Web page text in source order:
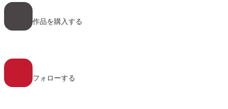
ア
イ
ン
リ
作品を購入する
ア
イ
ン
フォローする